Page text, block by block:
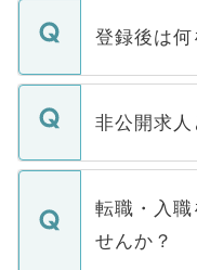
登録後は
ご登録いた
登録内容を
ます。通常
いただきま
非公開求人
マイナビ
うち約3割
けない「非
下記の理由
転職・入職
せんか？